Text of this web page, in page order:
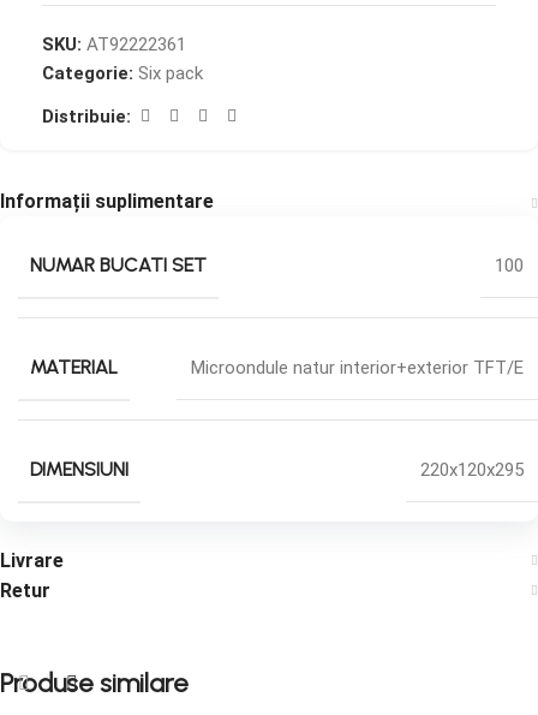
SKU: AT92222361
Categorie: Six pack
Distribuie:
Informații suplimentare
NUMAR BUCATI SET 100
MATERIAL Microondule natur interior+exterior TFT/E
DIMENSIUNI 220x120x295
Livrare
Retur
Produse similare